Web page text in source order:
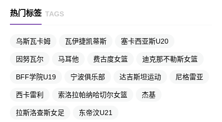
热门标签 TAGS
乌斯瓦卡姆 瓦伊捷凯蒂斯 塞卡西亚斯U20
因努瓦尔 马耳他 费古度女篮 迪克那不勒斯女篮
BFF学院U19 宁波俱乐部 达吉斯坦运动 尼格雷亚
西卡雷利 索洛拉帕纳哈切尔女篮 杰基
拉斯洛查斯女足 东帝汶U21